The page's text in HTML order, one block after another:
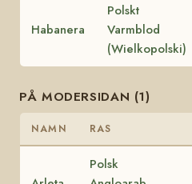
Habanera
Polskt
Varmblod
(Wielkopolski)
PÅ MODERSIDAN (1)
NAMN RAS
Polsk